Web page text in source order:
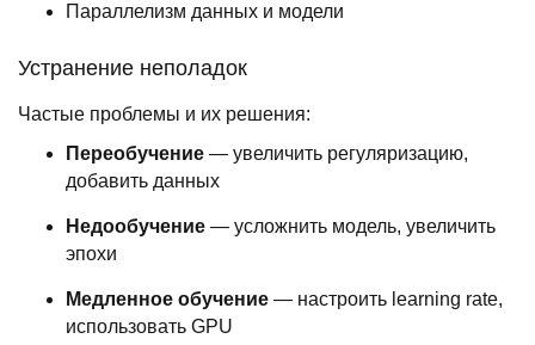
Параллелизм данных и модели
Устранение неполадок
Частые проблемы и их решения:
Переобучение — увеличить регуляризацию,
добавить данных
Недообучение — усложнить модель, увеличить
эпохи
Медленное обучение — настроить learning rate,
использовать GPU